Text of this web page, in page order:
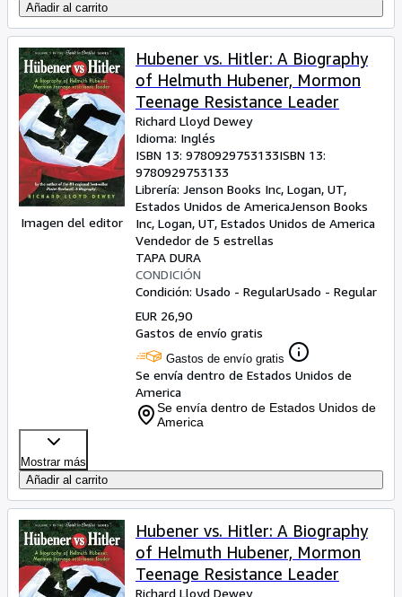
Añadir al carrito
Imagen del editor
Hubener vs. Hitler: A Biography
of Helmuth Hubener, Mormon
Teenage Resistance Leader
Richard Lloyd Dewey
Idioma: Inglés
ISBN 13: 9780929753133ISBN 13:
9780929753133
Librería: Jenson Books Inc, Logan, UT,
Estados Unidos de AmericaJenson Books
Inc, Logan, UT, Estados Unidos de America
Vendedor de 5 estrellas
TAPA DURA
CONDICIÓN
Condición: Usado - RegularUsado - Regular
EUR 26,90
Gastos de envío gratis
Gastos de envío gratis
Se envía dentro de Estados Unidos de
America
Se envía dentro de Estados Unidos de
America
Mostrar más
Añadir al carrito
Hubener vs. Hitler: A Biography
of Helmuth Hubener, Mormon
Teenage Resistance Leader
Richard Lloyd Dewey